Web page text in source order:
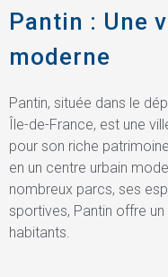
Pantin : Une
moderne
Pantin, située dans le
Île-de-France, est une
pour son riche
en un centre urbain
nombreux parcs, ses
sportives, Pantin offre
habitants.